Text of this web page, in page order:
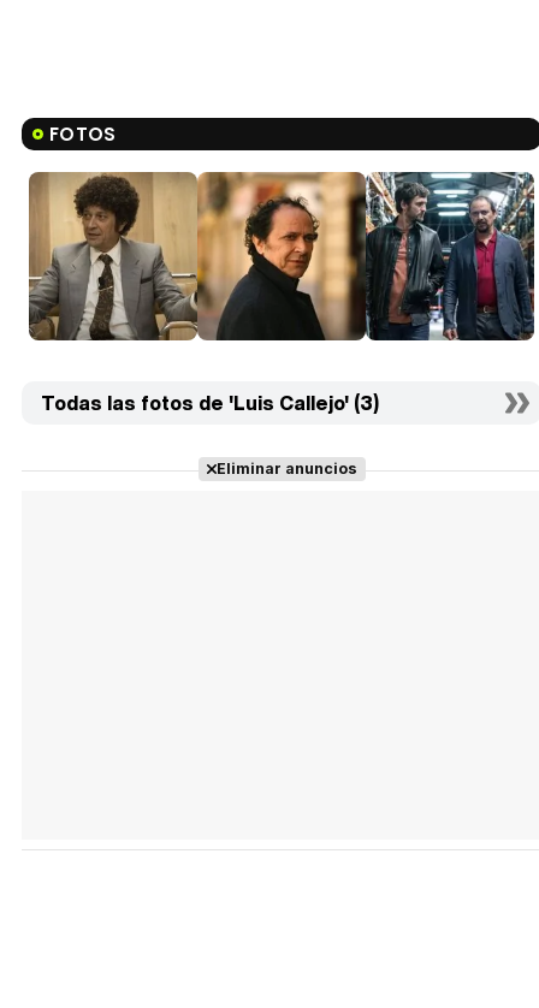
FOTOS
Todas las fotos de 'Luis Callejo' (3)
Eliminar anuncios